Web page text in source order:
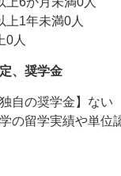
上1年未満0人
0人
、奨学金
独自の奨学金】ない
の留学実績や単位